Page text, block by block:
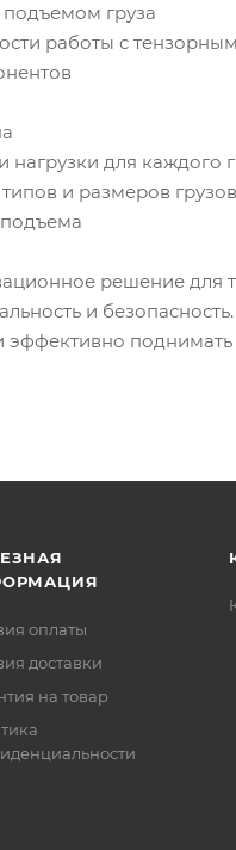
груза
работы с
нагрузки для каждого
и размеров грузов
решение для
и
оплаты
доставки
на товар